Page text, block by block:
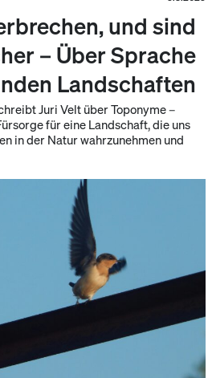
und sind
– Über Sprache
Landschaften
Juri Velt über Toponyme –
für eine Landschaft, die uns
in der Natur wahrzunehmen und